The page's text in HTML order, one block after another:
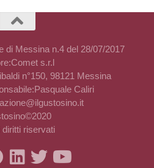
di Messina n.4 del 28/07/2017
s.r.l
n°150, 98121 Messina
Caliri
diritti riservati